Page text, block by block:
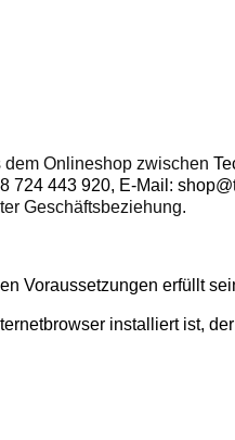
Onlineshop zwischen
724 443 920, E-Mail:
Geschäftsbeziehung.
Voraussetzungen erfüllt
installiert ist,